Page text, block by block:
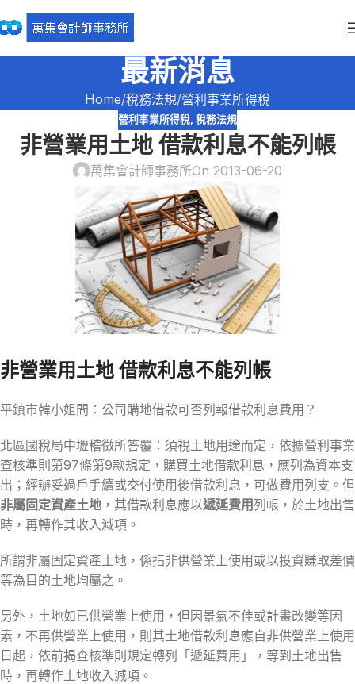
最新消息
Home 稅務法規 營利事業所得稅
營利事業所得稅, 稅務法規
非營業用土地 借款利息不能列帳
萬集會計師事務所On 2013-06-20
非營業用土地 借款利息不能列帳
平鎮市韓小姐問：公司購地借款可否列報借款利息費用？
北區國稅局中壢稽徵所答覆：須視土地用途而定，依據營利事業
查核準則第97條第9款規定，購買土地借款利息，應列為資本支
出；經辦妥過戶手續或交付使用後借款利息，可做費用列支。但
非屬固定資產土地 ，其借款利息應以遞延費用列帳，於土地出售
時，再轉作其收入減項。
所謂非屬固定資產土地，係指非供營業上使用或以投資賺取差價
等為目的土地均屬之。
另外，土地如已供營業上使用，但因景氣不佳或計畫改變等因
素，不再供營業上使用，則其土地借款利息應自非供營業上使用
日起，依前揭查核準則規定轉列「遞延費用」，等到土地出售
時，再轉作土地收入減項。